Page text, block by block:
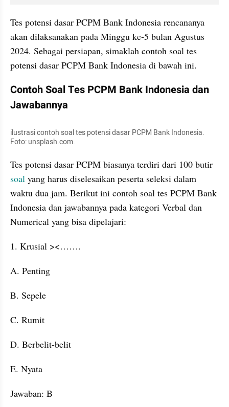
Tes potensi dasar PCPM Bank Indonesia rencananya
akan dilaksanakan pada Minggu ke-5 bulan Agustus
2024. Sebagai persiapan, simaklah contoh soal tes
potensi dasar PCPM Bank Indonesia di bawah ini.
Contoh Soal Tes PCPM Bank Indonesia dan
Jawabannya
ilustrasi contoh soal tes potensi dasar PCPM Bank Indonesia.
Foto: unsplash.com.
soal yang harus diselesaikan peserta seleksi dalam
waktu dua jam. Berikut ini contoh soal tes PCPM Bank
Indonesia dan jawabannya pada kategori Verbal dan
Numerical yang bisa dipelajari:
1. Krusial ><…….
A. Penting
B. Sepele
C. Rumit
D. Berbelit-belit
E. Nyata
Jawaban: B